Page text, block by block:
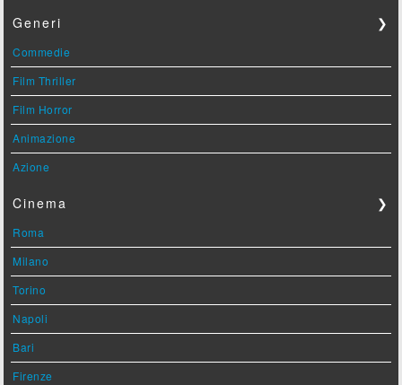
Generi ❯
Commedie
Film Thriller
Film Horror
Animazione
Azione
Cinema ❯
Roma
Milano
Torino
Napoli
Bari
Firenze